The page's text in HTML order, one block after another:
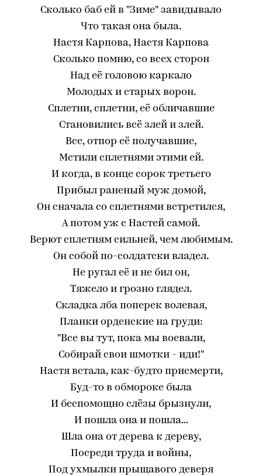
Сколько баб ей в "Зиме" завидывало
Что такая она была.
Настя Карпова, Настя Карпова
Сколько помню, со всех сторон
Над её головою каркало
Молодых и старых ворон.
Сплетни, сплетни, её обличавшие
Становились всё злей и злей.
Все, отпор её получавшие,
Мстили сплетнями этими ей.
И когда, в конце сорок третьего
Прибыл раненый муж домой,
Он сначала со сплетнями встретился,
А потом уж с Настей самой.
Верют сплетням сильней, чем любимым.
Он собой по-солдатски владел.
Не ругал её и не бил он,
Тяжело и грозно глядел.
Складка лба поперек волевая,
Планки орденские на груди:
"Все вы тут, пока мы воевали,
Собирай свои шмотки - иди!"
Настя встала, как-будто присмерти,
Буд-то в обмороке была
И беспомощно слёзы брызнули,
И пошла она и пошла...
Шла она от дерева к дереву,
Посреди труда и войны,
Под ухмылки прыщавого деверя